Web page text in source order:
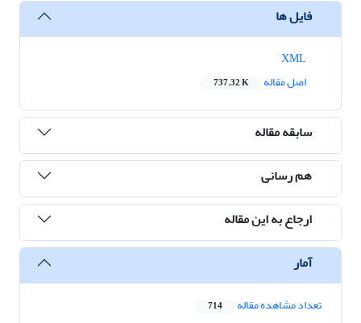
فایل ها
اصل مقاله
737.32 K
سابقه مقاله
هم رسانی
ارجاع به این مقاله
آمار
تعداد مشاهده مقاله 714